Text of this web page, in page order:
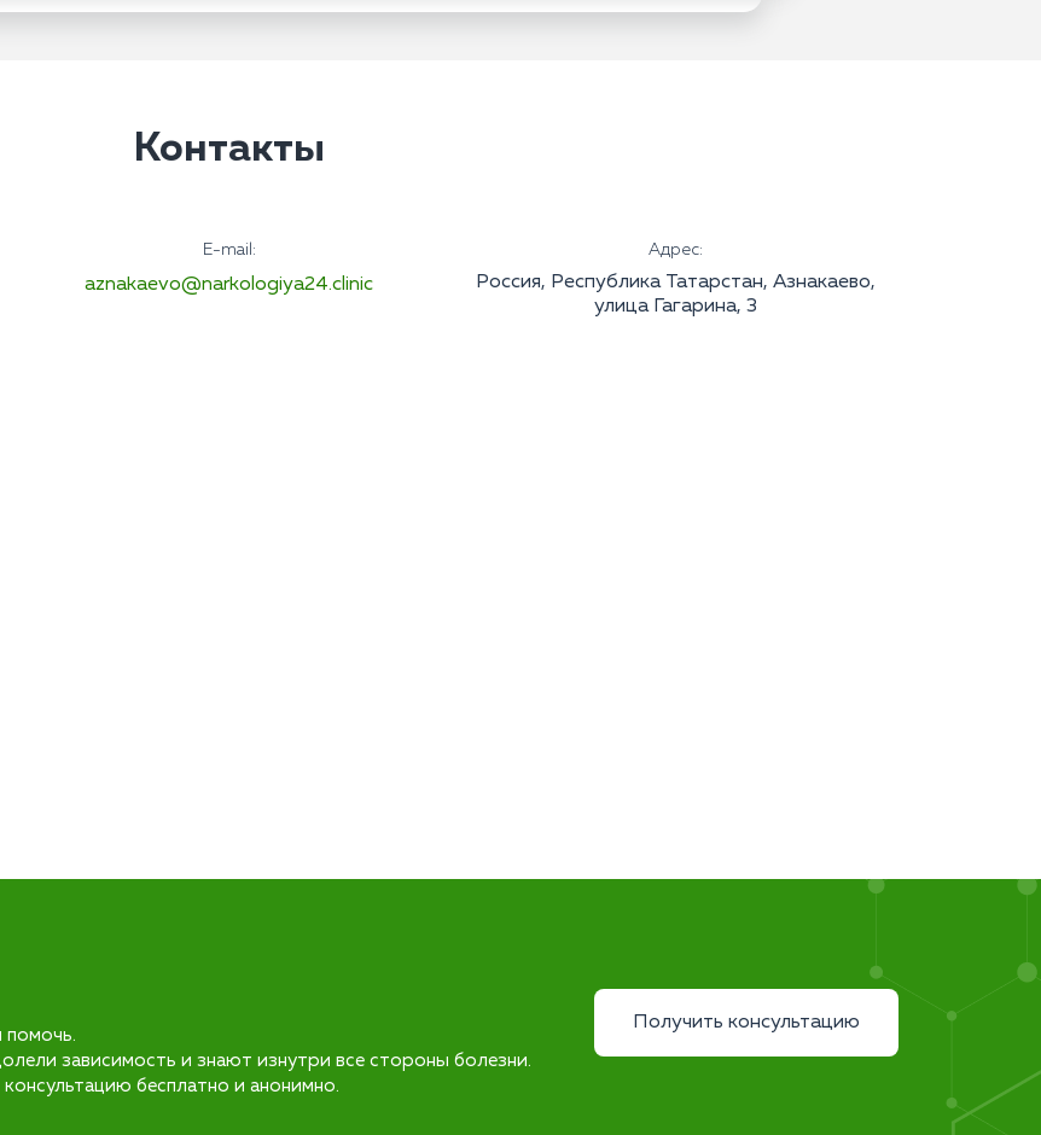
Контакты
E-mail:
aznakaevo@narkologiya24.clinic
Адрес:
Россия, Республика Татарстан, Азнакаево,
улица Гагарина, 3
помочь.
зависимость и знают изнутри все стороны болезни.
бесплатно и анонимно.
Получить консультацию